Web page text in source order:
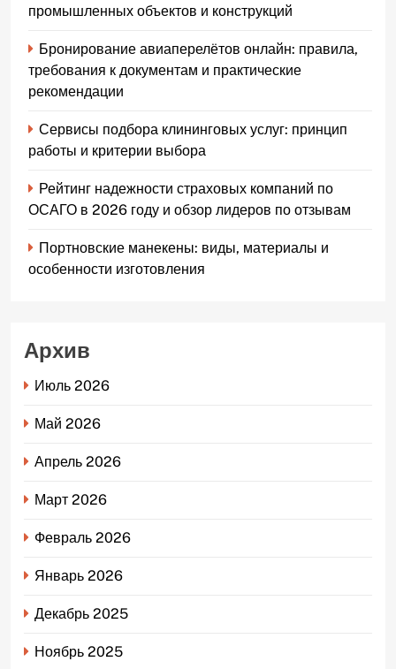
промышленных объектов и конструкций
Бронирование авиаперелётов онлайн: правила,
требования к документам и практические
рекомендации
Сервисы подбора клининговых услуг: принцип
работы и критерии выбора
Рейтинг надежности страховых компаний по
ОСАГО в 2026 году и обзор лидеров по отзывам
Портновские манекены: виды, материалы и
особенности изготовления
Архив
Июль 2026
Май 2026
Апрель 2026
Март 2026
Февраль 2026
Январь 2026
Декабрь 2025
Ноябрь 2025